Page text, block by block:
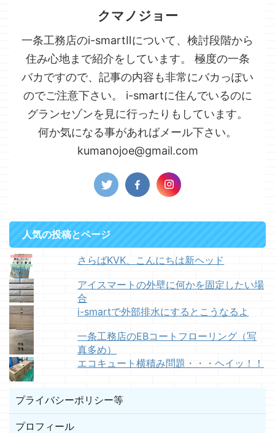
クマノジョー
一条工務店のi-smartⅡについて、検討段階から
住み心地まで紹介をしています。 極度の一条
バカですので、記事の内容も非常にバカっぽい
のでご注意下さい。 i-smartに住んでいるのに
グランセゾンを見に行ったりもしています。
何か気になる事があればメール下さい。
kumanojoe@gmail.com
人気の投稿とページ
さらばKVK、こんにちは新ヘッド
アイスマートの外壁に何かを固定したい場
合
i-smartで外部排水にするとこうなるよ
一条工務店のEBコートフローリング（写
真多め）
エコキュート横積み問題・・・ヘイッ！！
プライバシーポリシー等
プロフィール